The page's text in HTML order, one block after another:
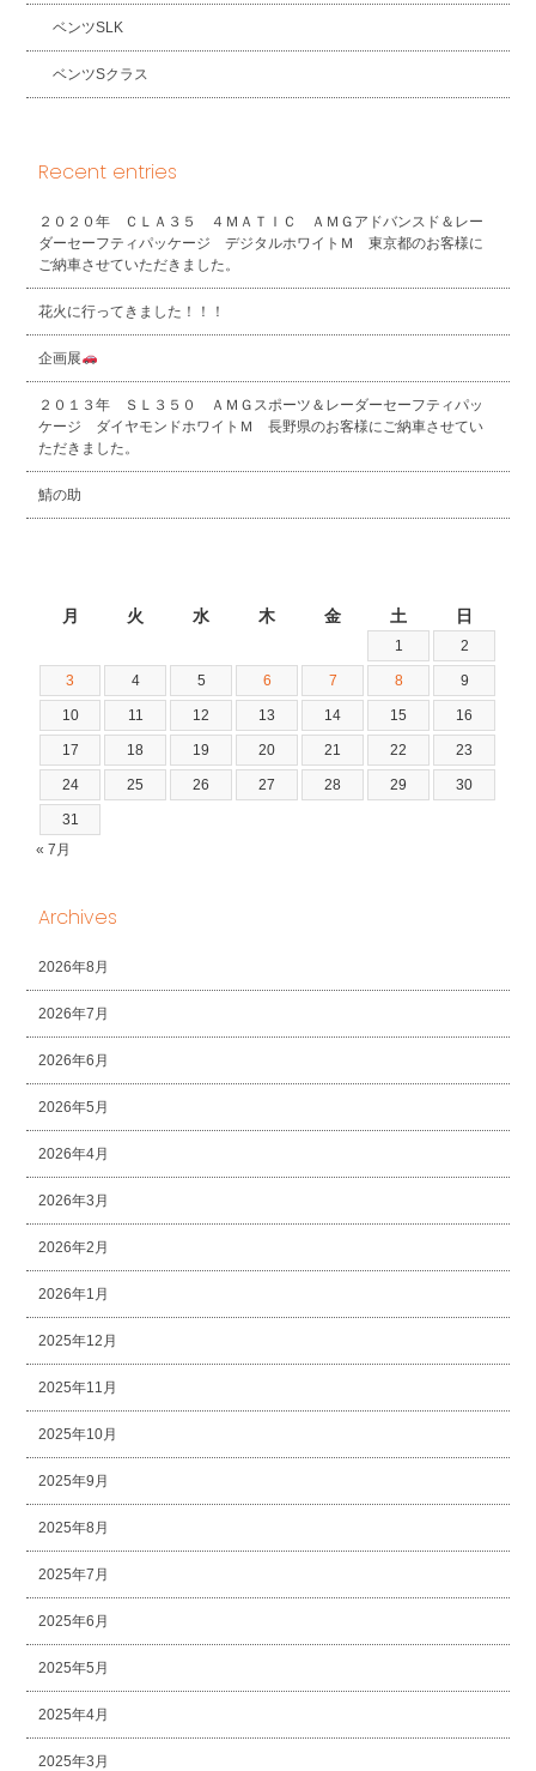
ベンツSLK
ベンツSクラス
Recent entries
２０２０年 ＣＬＡ３５ ４ＭＡＴＩＣ ＡＭＧアドバンスド＆レー
ダーセーフティパッケージ デジタルホワイトＭ 東京都のお客様に
ご納車させていただきました。
花火に行ってきました！！！
企画展
２０１３年 ＳＬ３５０ ＡＭＧスポーツ＆レーダーセーフティパッ
ケージ ダイヤモンドホワイトＭ 長野県のお客様にご納車させてい
ただきました。
鯖の助
月 火 水 木 金 土 日
1 2
3 4 5 6 7 8 9
10 11 12 13 14 15 16
17 18 19 20 21 22 23
24 25 26 27 28 29 30
31
« 7月
Archives
2026年8月
2026年7月
2026年6月
2026年5月
2026年4月
2026年3月
2026年2月
2026年1月
2025年12月
2025年11月
2025年10月
2025年9月
2025年8月
2025年7月
2025年6月
2025年5月
2025年4月
2025年3月